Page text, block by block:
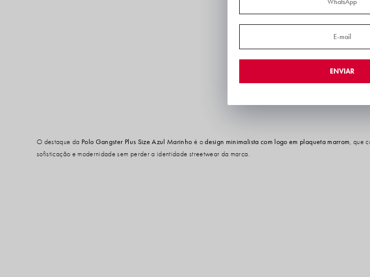
O destaque da Polo Gangster Plus Size Azul Marinho é odesign minimalista com logo em plaqueta marrom, que
sofisticação e modernidade sem perder a identidade streetwear da marca.
ENVIAR